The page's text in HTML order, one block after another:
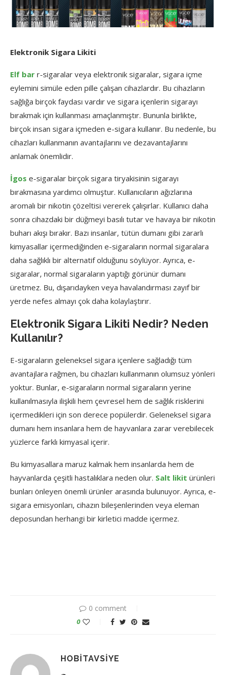
Elektronik Sigara Likiti
Elf bar r-sigaralar veya elektronik sigaralar, sigara içme
eylemini simüle eden pille çalışan cihazlardır. Bu cihazların
sağlığa birçok faydası vardır ve sigara içenlerin sigarayı
bırakmak için kullanması amaçlanmıştır. Bununla birlikte,
birçok insan sigara içmeden e-sigara kullanır. Bu nedenle, bu
cihazları kullanmanın avantajlarını ve dezavantajlarını
anlamak önemlidir.
İgos e-sigaralar birçok sigara tiryakisinin sigarayı
bırakmasına yardımcı olmuştur. Kullanıcıların ağızlarına
aromalı bir nikotin çözeltisi vererek çalışırlar. Kullanıcı daha
sonra cihazdaki bir düğmeyi basılı tutar ve havaya bir nikotin
buharı akışı bırakır. Bazı insanlar, tütün dumanı gibi zararlı
kimyasallar içermediğinden e-sigaraların normal sigaralara
daha sağlıklı bir alternatif olduğunu söylüyor. Ayrıca, e-
sigaralar, normal sigaraların yaptığı görünür dumanı
üretmez. Bu, dışarıdayken veya havalandırması zayıf bir
yerde nefes almayı çok daha kolaylaştırır.
Elektronik Sigara Likiti Nedir? Neden
Kullanılır?
E-sigaraların geleneksel sigara içenlere sağladığı tüm
avantajlara rağmen, bu cihazları kullanmanın olumsuz yönleri
yoktur. Bunlar, e-sigaraların normal sigaraların yerine
kullanılmasıyla ilişkili hem çevresel hem de sağlık risklerini
içermedikleri için son derece popülerdir. Geleneksel sigara
dumanı hem insanlara hem de hayvanlara zarar verebilecek
yüzlerce farklı kimyasal içerir.
Bu kimyasallara maruz kalmak hem insanlarda hem de
hayvanlarda çeşitli hastalıklara neden olur. Salt likit ürünleri
bunları önleyen önemli ürünler arasında bulunuyor. Ayrıca, e-
sigara emisyonları, cihazın bileşenlerinden veya eleman
deposundan herhangi bir kirletici madde içermez.
0 comment
0
HOBITAVSIYE